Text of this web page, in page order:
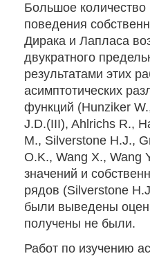
Большое количество
поведения
Дирака и Лапласа
двукратного
результатами этих
асимптотических
функций (Hunziker
J.D.(III), Ahlrichs R.,
M., Silverstone H.J.,
O.K., Wang X., Wang
значений и
рядов (Silverstone
были выведены
получены не были.
Работ по изучению